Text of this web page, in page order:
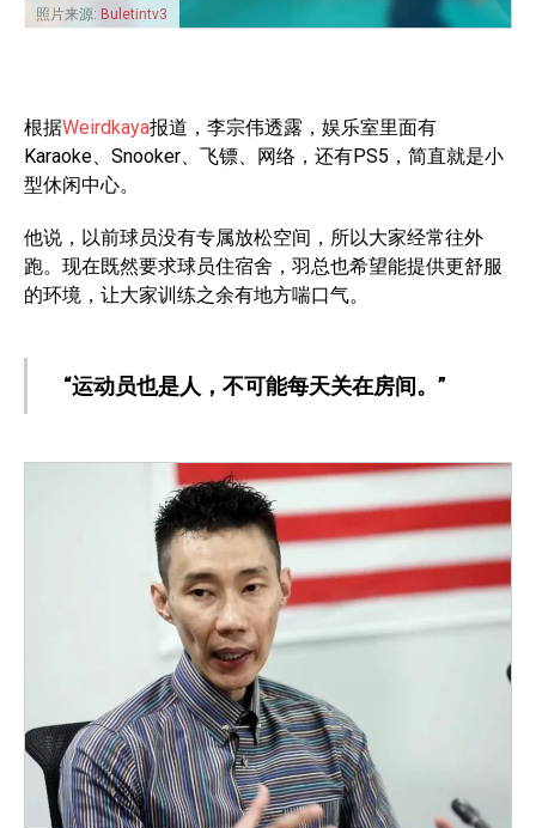
照片来源: Buletintv3
根据Weirdkaya报道，李宗伟透露，娱乐室里面有
Karaoke、Snooker、飞镖、网络，还有PS5，简直就是小
型休闲中心。
他说，以前球员没有专属放松空间，所以大家经常往外
跑。现在既然要求球员住宿舍，羽总也希望能提供更舒服
的环境，让大家训练之余有地方喘口气。
“运动员也是人，不可能每天关在房间。”